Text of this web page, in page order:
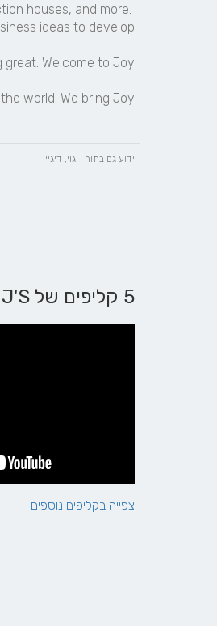
houses, and more.
ידוע גם בתור - גוי, דיגיי
5 קליפים של JOY DJ'S | ג׳וי די גיי׳ז
צפייה בקליפים נוספים